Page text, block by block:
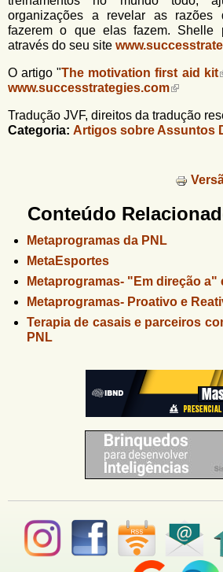
organizações a revelar as razões
fazerem o que elas fazem. Shelle
através do seu site
O artigo "The motivation first aid kit
www.successtrategies.com
Tradução JVF, direitos da tradução
Categoria: Artigos sobre Assuntos
Conteúdo
Metaprogramas da PNL
MetaEsportes
Metaprogramas- "Em direção
Metaprogramas- Proativo e
Terapia de casais e parceiros
PNL